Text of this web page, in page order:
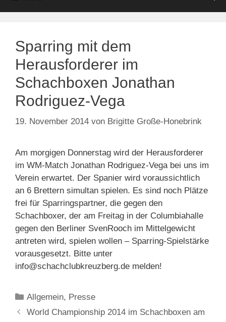
Sparring mit dem
Herausforderer im
Schachboxen Jonathan
Rodriguez-Vega
19. November 2014 von Brigitte Große-Honebrink
Am morgigen Donnerstag wird der Herausforderer
im WM-Match Jonathan Rodriguez-Vega bei uns im
Verein erwartet. Der Spanier wird voraussichtlich
an 6 Brettern simultan spielen. Es sind noch Plätze
frei für Sparringspartner, die gegen den
Schachboxer, der am Freitag in der Columbiahalle
gegen den Berliner SvenRooch im Mittelgewicht
antreten wird, spielen wollen – Sparring-Spielstärke
vorausgesetzt. Bitte unter
info@schachclubkreuzberg.de melden!
Kategorien
Allgemein, Presse
World Championship 2014 im Schachboxen am